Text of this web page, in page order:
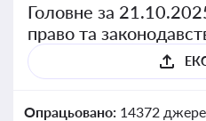
Головне за
право та
Опрацьовано: 14372